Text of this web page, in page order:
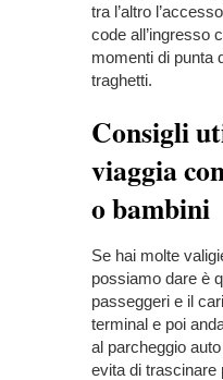
tra l’altro
code all’ingresso
momenti di punta
traghetti.
Consigli
viaggia
o bambini
Se hai molte
possiamo dare è
passeggeri e il
terminal e poi
al parcheggio
evita di trascinare